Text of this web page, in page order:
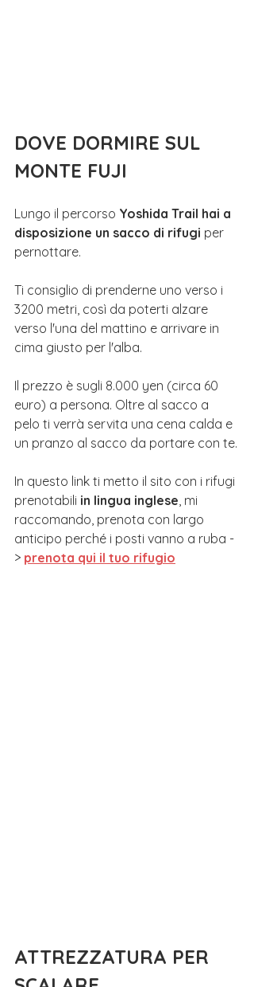
DOVE DORMIRE SUL
MONTE FUJI
Lungo il percorso Yoshida Trail hai a
disposizione un sacco di rifugi per
pernottare.
Ti consiglio di prenderne uno verso i
3200 metri, così da poterti alzare
verso l'una del mattino e arrivare in
cima giusto per l'alba.
Il prezzo è sugli 8.000 yen (circa 60
euro) a persona. Oltre al sacco a
pelo ti verrà servita una cena calda e
un pranzo al sacco da portare con te.
In questo link ti metto il sito con i rifugi
prenotabili in lingua inglese, mi
raccomando, prenota con largo
anticipo perché i posti vanno a ruba -
> prenota qui il tuo rifugio
ATTREZZATURA PER